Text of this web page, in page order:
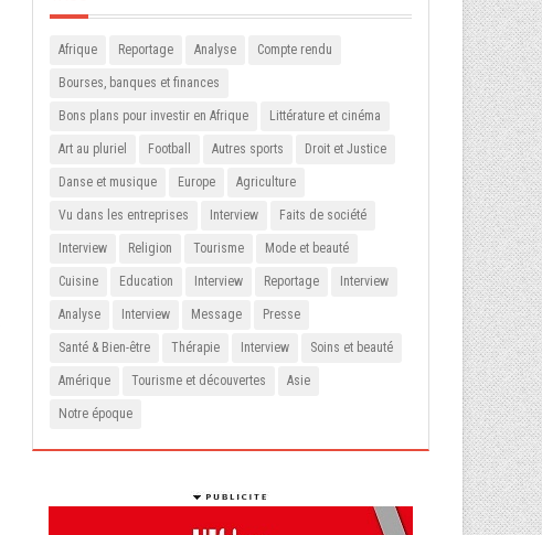
Afrique Reportage Analyse Compte rendu
Bourses, banques et finances
Bons plans pour investir en Afrique Littérature et cinéma
Art au pluriel Football Autres sports Droit et Justice
Danse et musique Europe Agriculture
Vu dans les entreprises Interview Faits de société
Interview Religion Tourisme Mode et beauté
Cuisine Education Interview Reportage Interview
Analyse Interview Message Presse
Santé & Bien-être Thérapie Interview Soins et beauté
Amérique Tourisme et découvertes Asie
Notre époque